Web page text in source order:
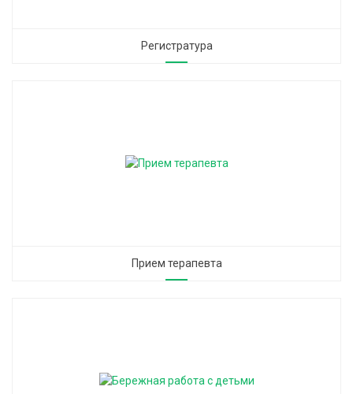
Регистратура
Прием терапевта